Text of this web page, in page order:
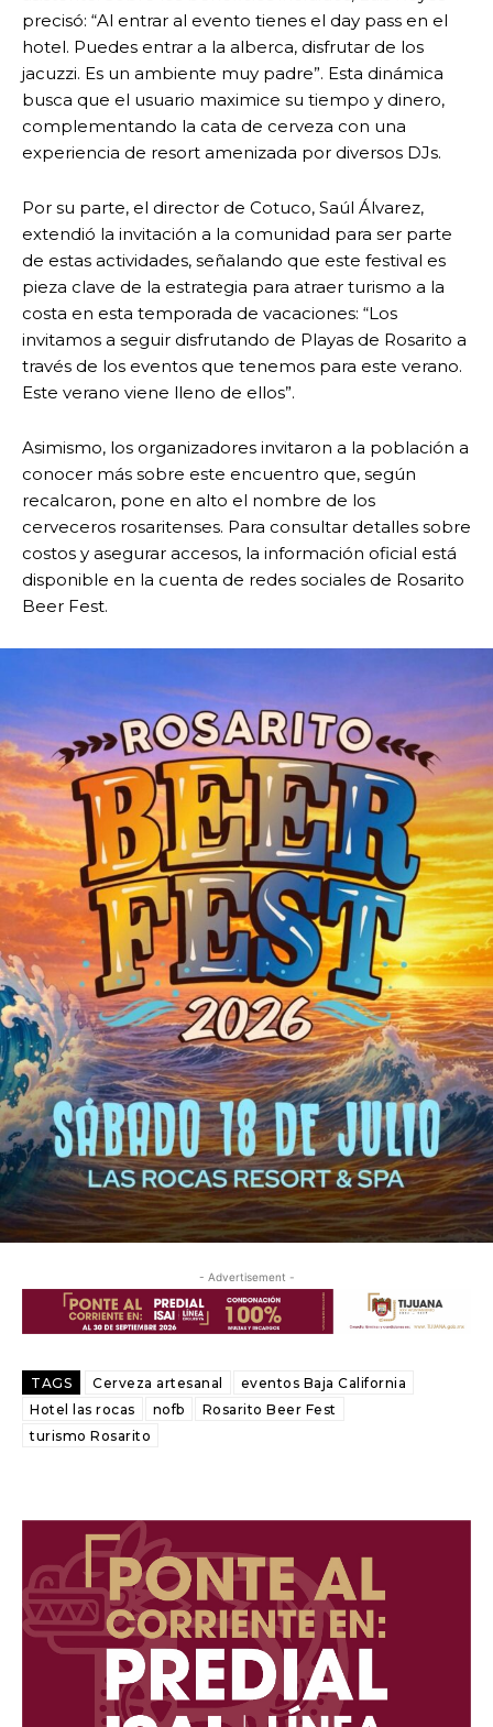
precisó: “Al entrar al evento tienes el day pass en el
hotel. Puedes entrar a la alberca, disfrutar de los
jacuzzi. Es un ambiente muy padre”. Esta dinámica
busca que el usuario maximice su tiempo y dinero,
complementando la cata de cerveza con una
experiencia de resort amenizada por diversos DJs.
Por su parte, el director de Cotuco, Saúl Álvarez,
extendió la invitación a la comunidad para ser parte
de estas actividades, señalando que este festival es
pieza clave de la estrategia para atraer turismo a la
costa en esta temporada de vacaciones: “Los
invitamos a seguir disfrutando de Playas de Rosarito a
través de los eventos que tenemos para este verano.
Este verano viene lleno de ellos”.
Asimismo, los organizadores invitaron a la población a
conocer más sobre este encuentro que, según
recalcaron, pone en alto el nombre de los
cerveceros rosaritenses. Para consultar detalles sobre
costos y asegurar accesos, la información oficial está
disponible en la cuenta de redes sociales de Rosarito
Beer Fest.
- Advertisement -
TAGS Cerveza artesanal
eventos Baja California
Hotel las rocas
nofb
Rosarito Beer Fest
turismo Rosarito